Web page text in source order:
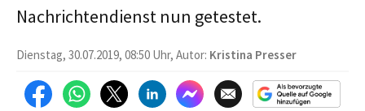
Nachrichtendienst nun getestet.
Dienstag, 30.07.2019, 08:50 Uhr, Autor: Kristina Presser